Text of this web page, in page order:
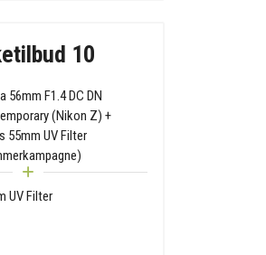
10
56mm F1.4 DC DN
(Nikon Z) +
55mm UV Filter
UV Filter